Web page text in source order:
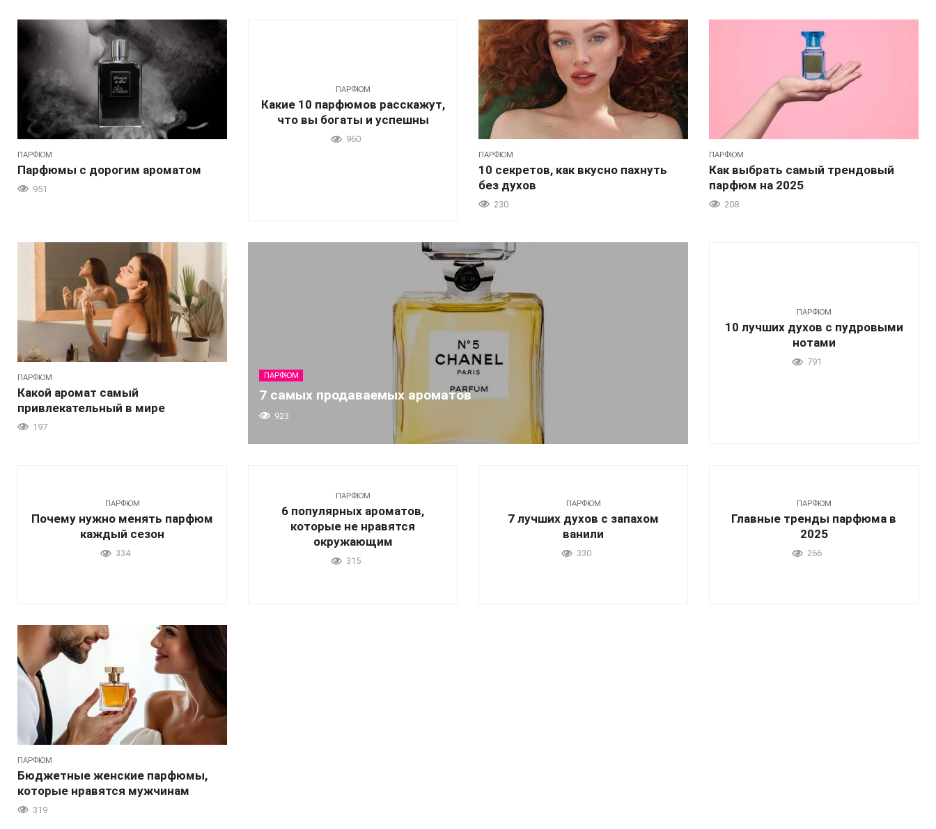
ПАРФЮМ
Парфюмы с дорогим ароматом
951
ПАРФЮМ
Какие 10 парфюмов расскажут,
что вы богаты и успешны
960
ПАРФЮМ
10 секретов, как вкусно пахнуть
без духов
230
ПАРФЮМ
Как выбрать самый трендовый
парфюм на 2025
208
ПАРФЮМ
Какой аромат самый
привлекательный в мире
197
ПАРФЮМ
7 самых продаваемых ароматов
923
ПАРФЮМ
10 лучших духов с пудровыми
нотами
791
ПАРФЮМ
Почему нужно менять парфюм
каждый сезон
334
ПАРФЮМ
6 популярных ароматов,
которые не нравятся
окружающим
315
ПАРФЮМ
7 лучших духов с запахом
ванили
330
ПАРФЮМ
Главные тренды парфюма в
2025
266
ПАРФЮМ
Бюджетные женские парфюмы,
которые нравятся мужчинам
319